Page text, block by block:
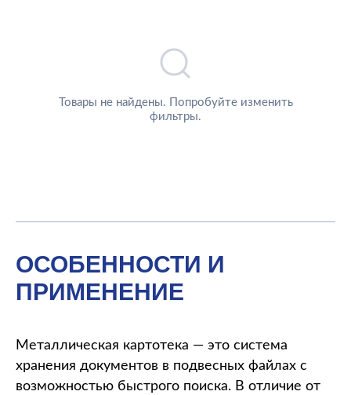
Товары не найдены. Попробуйте изменить
фильтры.
ОСОБЕННОСТИ И
ПРИМЕНЕНИЕ
Металлическая картотека — это система
хранения документов в подвесных файлах с
возможностью быстрого поиска. В отличие от